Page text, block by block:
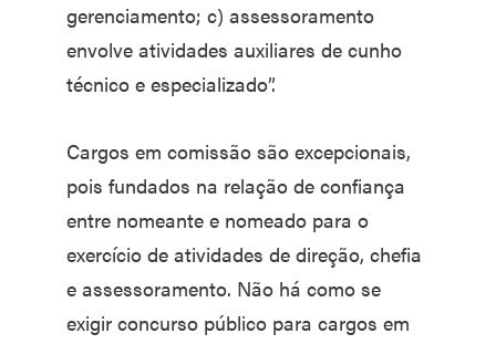
gerenciamento; c) assessoramento
envolve atividades auxiliares de cunho
técnico e especializado”.
Cargos em comissão são excepcionais,
pois fundados na relação de confiança
entre nomeante e nomeado para o
exercício de atividades de direção, chefia
e assessoramento. Não há como se
exigir concurso público para cargos em